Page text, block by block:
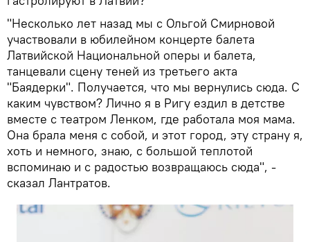
"Несколько лет назад мы с Ольгой Смирновой
участвовали в юбилейном концерте балета
Латвийской Национальной оперы и балета,
танцевали сцену теней из третьего акта
"Баядерки". Получается, что мы вернулись сюда. С
каким чувством? Лично я в Ригу ездил в детстве
вместе с театром Ленком, где работала моя мама.
Она брала меня с собой, и этот город, эту страну я,
хоть и немного, знаю, с большой теплотой
вспоминаю и с радостью возвращаюсь сюда", -
сказал Лантратов.